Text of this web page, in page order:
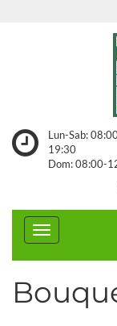
Lun-Sab:
19:30
Dom: 08:00-